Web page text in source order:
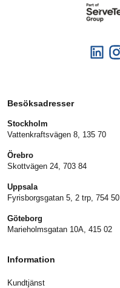
Besöksadresser
Stockholm
Vattenkraftsvägen 8, 135 70
Örebro
Skottvägen 24, 703 84
Uppsala
Fyrisborgsgatan 5, 2 trp, 754 50
Göteborg
Marieholmsgatan 10A, 415 02
Information
Kundtjänst